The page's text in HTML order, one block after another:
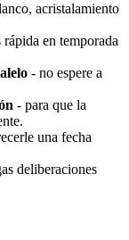
acristalamiento
en temporada
- no espere a
- para que la
una fecha
deliberaciones